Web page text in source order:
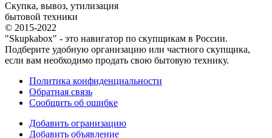
Скупка, вывоз, утилизация
бытовой техники
© 2015-2022
"Skupkabox" - это навигатор по скупщикам в России.
Подберите удобную организацию или частного скупщика,
если вам необходимо продать свою бытовую технику.
Политика конфиденциальности
Обратная связь
Сообщить об ошибке
Добавить огранизацию
Добавить объявление